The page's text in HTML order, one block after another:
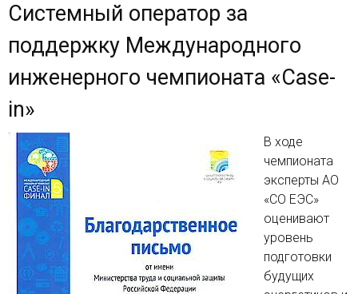
Системный оператор за
поддержку Международного
инженерного чемпионата «Case-
in»
В ходе
чемпионата
эксперты АО
«СО ЕЭС»
оценивают
уровень
подготовки
будущих